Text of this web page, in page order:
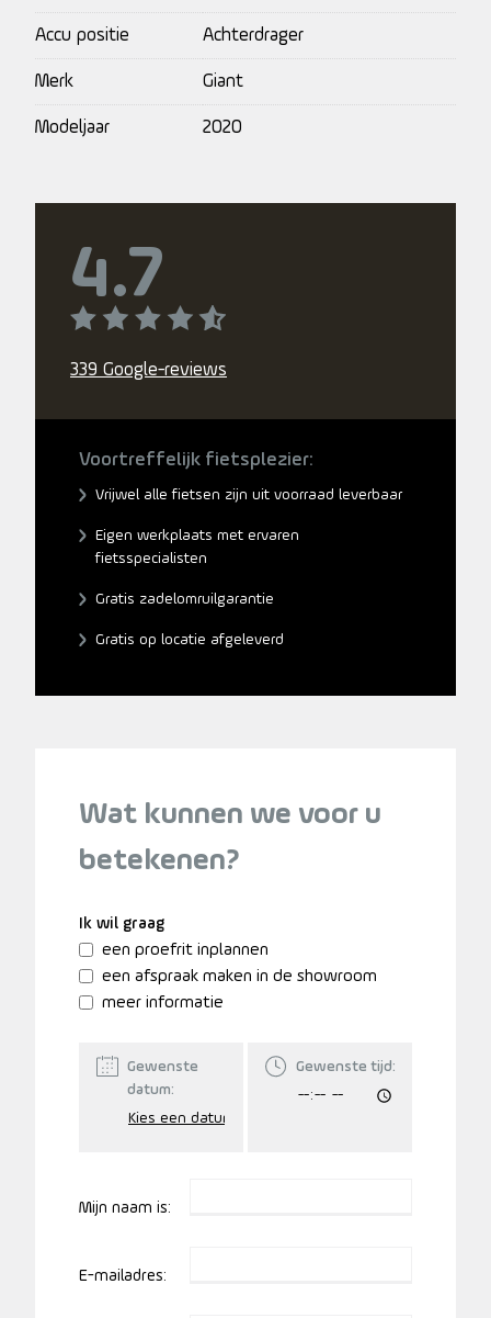
Accu positie Achterdrager
Merk Giant
Modeljaar 2020
4.7
339 Google-reviews
Voortreffelijk fietsplezier:
Vrijwel alle fietsen zijn uit voorraad leverbaar
Eigen werkplaats met ervaren
fietsspecialisten
Gratis zadelomruilgarantie
Gratis op locatie afgeleverd
Wat kunnen we voor u
betekenen?
Ik wil graag
een proefrit inplannen
een afspraak maken in de showroom
meer informatie
Gewenste
datum:
Gewenste tijd:
Mijn naam is:
E-mailadres: